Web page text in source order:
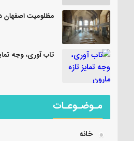
مظلومیت
تاب آوری، وجه
مـوضـوعـات
خانه